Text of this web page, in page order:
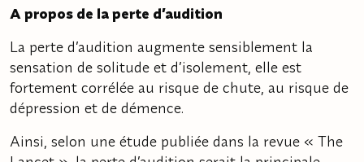
A propos de la perte d’audition
La perte d’audition augmente sensiblement la
sensation de solitude et d’isolement, elle est
fortement corrélée au risque de chute, au risque de
dépression et de démence.
Ainsi, selon une étude publiée dans la revue « The